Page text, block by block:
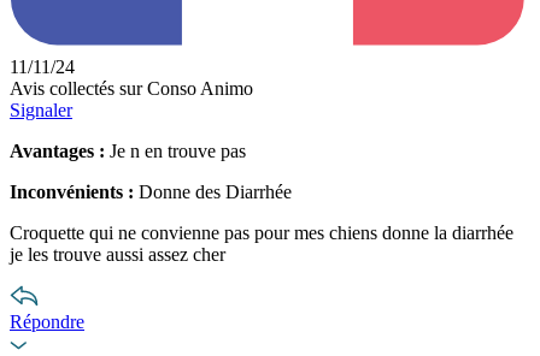
11/11/24
Avis collectés sur Conso Animo
Signaler
Avantages : Je n en trouve pas
Inconvénients : Donne des Diarrhée
Croquette qui ne convienne pas pour mes chiens donne la diarrhée
je les trouve aussi assez cher
Répondre